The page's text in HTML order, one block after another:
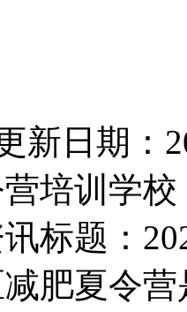
新日期：
培训学
标题：
肥夏令